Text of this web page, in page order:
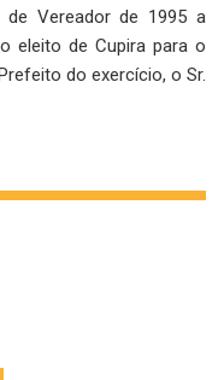
de Vereador de 1995 a
eleito de Cupira para o
do exercício, o Sr.